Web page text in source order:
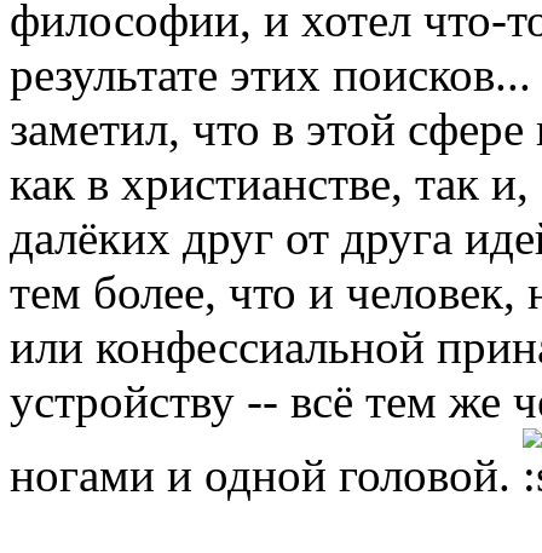
философии, и хотел что-
результате этих
заметил, что в этой
как в христианстве, так
далёких друг от друга
тем более, что и человек,
или конфессиальной
устройству -- всё тем же
ногами и одной головой.